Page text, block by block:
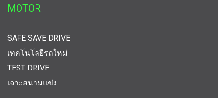
MOTOR
SAFE SAVE DRIVE
เทคโนโลยีรถใหม่
TEST DRIVE
เจาะสนามแข่ง